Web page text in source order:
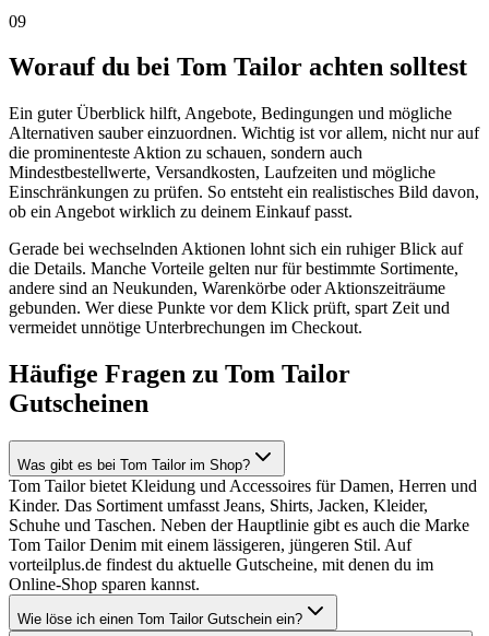
09
Worauf du bei Tom Tailor achten solltest
Ein guter Überblick hilft, Angebote, Bedingungen und mögliche
Alternativen sauber einzuordnen. Wichtig ist vor allem, nicht nur auf
die prominenteste Aktion zu schauen, sondern auch
Mindestbestellwerte, Versandkosten, Laufzeiten und mögliche
Einschränkungen zu prüfen. So entsteht ein realistisches Bild davon,
ob ein Angebot wirklich zu deinem Einkauf passt.
Gerade bei wechselnden Aktionen lohnt sich ein ruhiger Blick auf
die Details. Manche Vorteile gelten nur für bestimmte Sortimente,
andere sind an Neukunden, Warenkörbe oder Aktionszeiträume
gebunden. Wer diese Punkte vor dem Klick prüft, spart Zeit und
vermeidet unnötige Unterbrechungen im Checkout.
Häufige Fragen zu Tom Tailor
Gutscheinen
Was gibt es bei Tom Tailor im Shop?
Tom Tailor bietet Kleidung und Accessoires für Damen, Herren und
Kinder. Das Sortiment umfasst Jeans, Shirts, Jacken, Kleider,
Schuhe und Taschen. Neben der Hauptlinie gibt es auch die Marke
Tom Tailor Denim mit einem lässigeren, jüngeren Stil. Auf
vorteilplus.de findest du aktuelle Gutscheine, mit denen du im
Online-Shop sparen kannst.
Wie löse ich einen Tom Tailor Gutschein ein?